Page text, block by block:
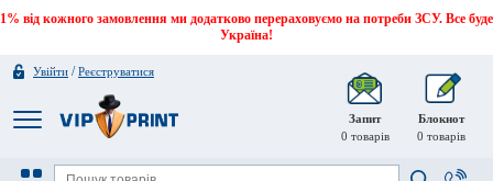
1% від кожного замовлення ми додатково перераховуємо на потреби ЗСУ. Все буде
Україна!
Увійти /Реєструватися
Запит
0 товарів
Блокнот
0 товарів